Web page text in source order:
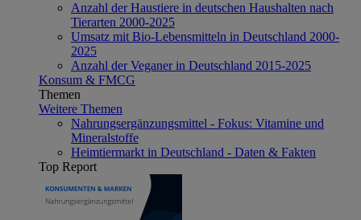
Anzahl der Haustiere in deutschen Haushalten nach
Tierarten 2000-2025
Umsatz mit Bio-Lebensmitteln in Deutschland 2000-
2025
Anzahl der Veganer in Deutschland 2015-2025
Konsum & FMCG
Themen
Weitere Themen
Nahrungsergänzungsmittel - Fokus: Vitamine und
Mineralstoffe
Heimtiermarkt in Deutschland - Daten & Fakten
Top Report